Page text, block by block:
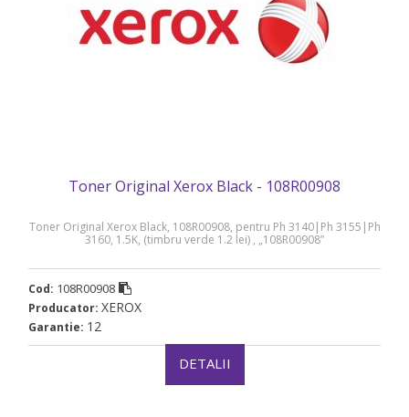
Toner Original Xerox Black - 108R00908
Toner Original Xerox Black, 108R00908, pentru Ph 3140|Ph 3155|Ph
3160, 1.5K, (timbru verde 1.2 lei) , „108R00908”
Cod: 108R00908
Producator: XEROX
Garantie: 12
DETALII